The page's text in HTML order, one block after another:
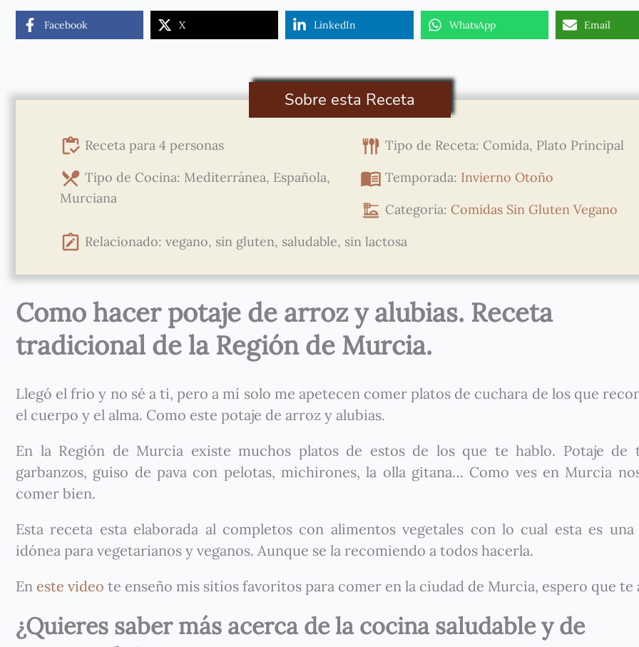
Facebook X LinkedIn WhatsApp Email
Sobre esta Receta
Receta para 4 personas
Tipo de Receta: Comida, Plato Principal
Tipo de Cocina: Mediterránea, Española,
Murciana
Temporada: Invierno Otoño
Categoría: Comidas Sin Gluten Vegano
Relacionado: vegano, sin gluten, saludable, sin lactosa
Como hacer potaje de arroz y alubias. Receta
tradicional de la Región de Murcia.
Llegó el frio y no sé a ti, pero a mí solo me apetecen comer platos de cuchara de los que
el cuerpo y el alma. Como este potaje de arroz y alubias.
En la Región de Murcia existe muchos platos de estos de los que te hablo. Potaje de
garbanzos, guiso de pava con pelotas, michirones, la olla gitana… Como ves en Murcia
comer bien.
Esta receta esta elaborada al completos con alimentos vegetales con lo cual esta es
idónea para vegetarianos y veganos. Aunque se la recomiendo a todos hacerla.
En este video te enseño mis sitios favoritos para comer en la ciudad de Murcia, espero que te
¿Quieres saber más acerca de la cocina saludable y de